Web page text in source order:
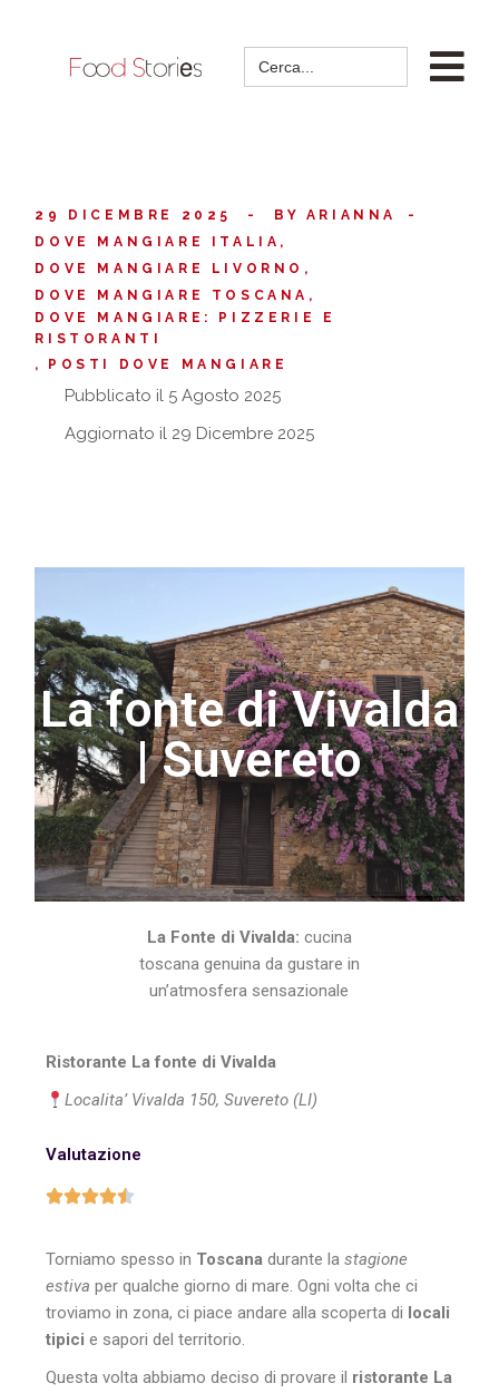
Search
for:
29 DICEMBRE 2025 BY
ARIANNA
DOVE MANGIARE ITALIA
DOVE MANGIARE LIVORNO
DOVE MANGIARE TOSCANA
DOVE MANGIARE: PIZZERIE E
RISTORANTI
POSTI DOVE MANGIARE
Pubblicato il 5 Agosto 2025
Aggiornato il 29 Dicembre 2025
La fonte di Vivalda
| Suvereto
La Fonte di Vivalda: cucina
toscana genuina da gustare in
un’atmosfera sensazionale
Ristorante La fonte di Vivalda
Localita’ Vivalda 150, Suvereto (LI)
Valutazione
Torniamo spesso in Toscana durante lastagione
estiva per qualche giorno di mare. Ogni volta che ci
troviamo in zona, ci piace andare alla scoperta di locali
tipici e sapori del territorio.
Questa volta abbiamo deciso di provare il ristorante La